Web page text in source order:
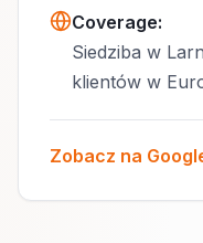
Coverage:
Siedziba w
klientów w
Zobacz na